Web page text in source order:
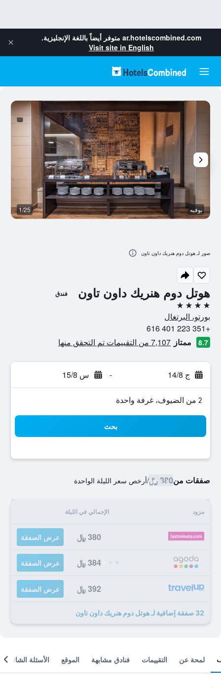
ar.hotelscombined.com متوفر أيضاً باللغة الإنجليزية.
Visit site in English
هوتل دوم هنريك داون تاون فندق
4 نجوم
بورتو، البرتغال
+351 223 401 616
8.7 ممتاز 7,107 من التقييمات تم التحقق منها
ج 14/8 - س 15/8
2 من الضيوف، غرفة واحدة
بحث
صفقات من380 ﷼ /أرخص سعر الليلة الواحدة
مزود الإجمالي في الليلة
380 ﷼ عرض الصفقة
384 ﷼ عرض الصفقة
392 ﷼ عرض الصفقة
32 صفقة إضافية لـ هوتل دوم هنريك داون تاون
بوفيه 1/25
صور لـ هوتل دوم هنريك داون تاون
لمحة عن التقييمات فنادق مشابهة الموقع الأسئلة الشائعة